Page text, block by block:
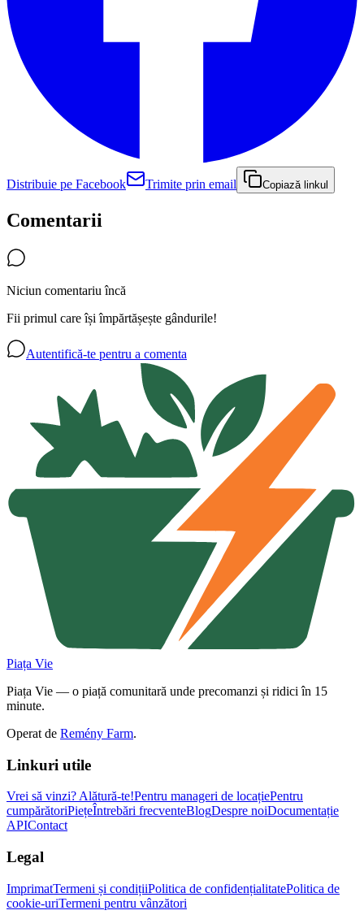
Distribuie pe Facebook Trimite prin email Copiază linkul
Comentarii
Niciun comentariu încă
Fii primul care își împărtășește gândurile!
Autentifică-te pentru a comenta
Piața Vie
Piața Vie — o piață comunitară unde precomanzi și ridici în 15
minute.
Operat de Remény Farm.
Linkuri utile
Vrei să vinzi? Alătură-te!Pentru manageri de locațiePentru
cumpărătoriPiețeÎntrebări frecventeBlogDespre noiDocumentație
APIContact
Legal
ImprimatTermeni și condițiiPolitica de confidențialitatePolitica de
cookie-uriTermeni pentru vânzători